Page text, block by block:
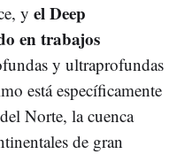
y el Deep
en trabajos
y ultraprofundas
está específicamente
Norte, la cuenca
de gran